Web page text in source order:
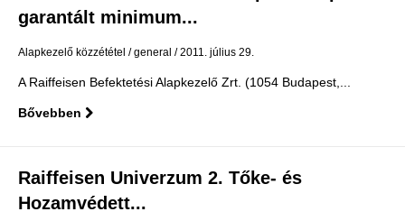
garantált minimum...
Alapkezelő közzététel general 2011. július 29.
A Raiffeisen Befektetési Alapkezelő Zrt. (1054 Budapest,...
Bővebben
Raiffeisen Univerzum 2. Tőke- és
Hozamvédett...